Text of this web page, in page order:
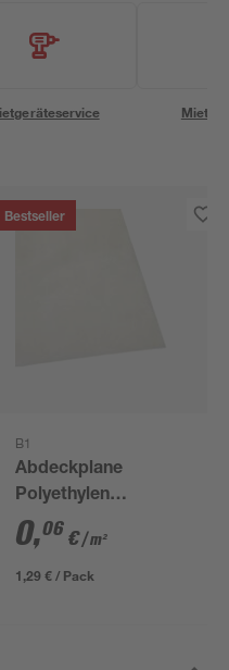
Bestseller
B1
Abdeckplane
Polyethylen
transparent 4 x 5 m
0,06 €/ m²
1,29 € / Pack